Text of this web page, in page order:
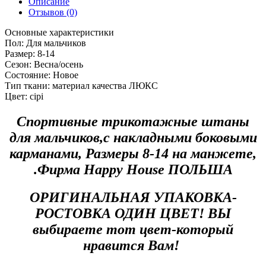
Отзывов (0)
Основные характеристики
Пол: Для мальчиков
Размер: 8-14
Сезон: Весна/осень
Состояние: Новое
Тип ткани: материал качества ЛЮКС
Цвет: сірі
Спортивные трикотажные штаны
для мальчиков,с накладными боковыми
карманами, Размеры 8-14 на манжете,
.Фирма Happy House ПОЛЬША
ОРИГИНАЛЬНАЯ УПАКОВКА-
РОСТОВКА ОДИН ЦВЕТ! ВЫ
выбираете тот цвет-который
нравится Вам!